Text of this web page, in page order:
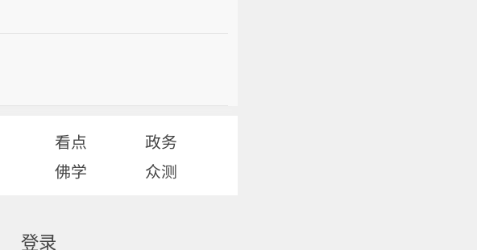
看点
政务
佛学 众测
登录